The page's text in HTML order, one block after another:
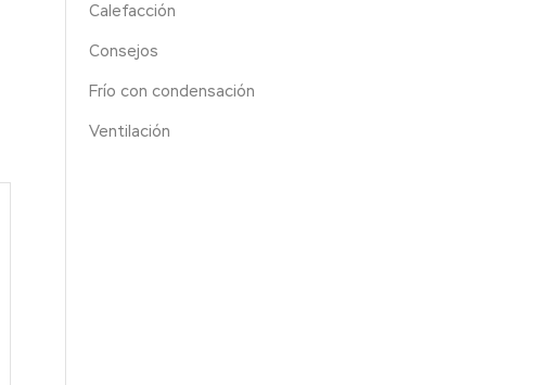
Calefacción
Consejos
Frío con condensación
Ventilación